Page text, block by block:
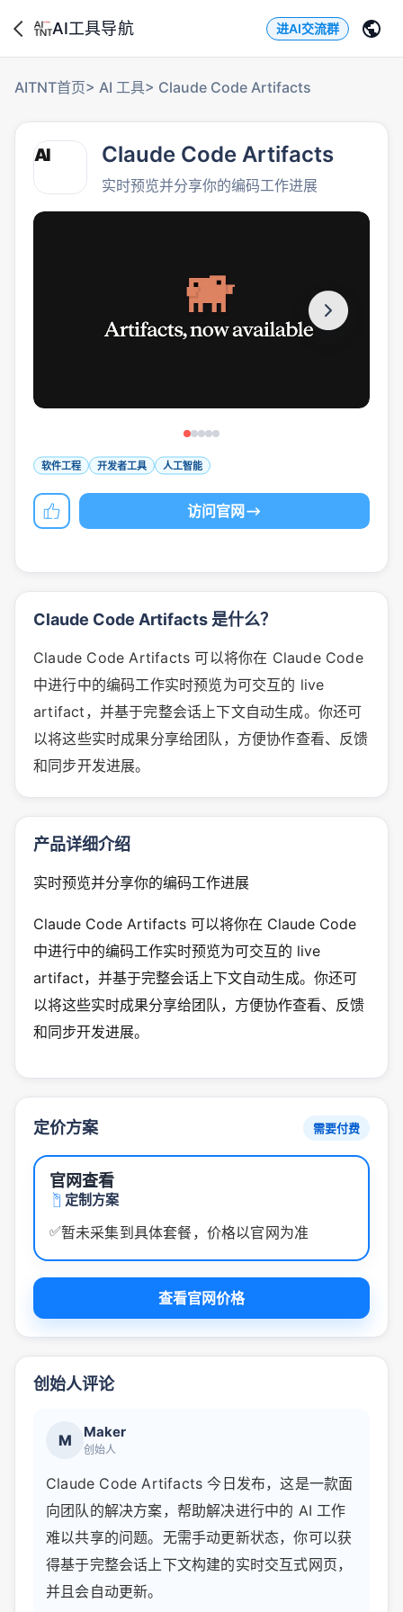
AI工具导航 进AI交流群
AITNT首页> AI 工具> Claude Code Artifacts
AI Claude Code Artifacts
实时预览并分享你的编码工作进展
软件工程 开发者工具 人工智能
访问官网
Claude Code Artifacts 是什么？
Claude Code Artifacts 可以将你在 Claude Code
中进行中的编码工作实时预览为可交互的 live
artifact，并基于完整会话上下文自动生成。你还可
以将这些实时成果分享给团队，方便协作查看、反馈
和同步开发进展。
产品详细介绍
实时预览并分享你的编码工作进展
Claude Code Artifacts 可以将你在 Claude Code
中进行中的编码工作实时预览为可交互的 live
artifact，并基于完整会话上下文自动生成。你还可
以将这些实时成果分享给团队，方便协作查看、反馈
和同步开发进展。
定价方案 需要付费
官网查看
定制方案
✅暂未采集到具体套餐，价格以官网为准
查看官网价格
创始人评论
M Maker
创始人
Claude Code Artifacts 今日发布，这是一款面
向团队的解决方案，帮助解决进行中的 AI 工作
难以共享的问题。无需手动更新状态，你可以获
得基于完整会话上下文构建的实时交互式网页，
并且会自动更新。